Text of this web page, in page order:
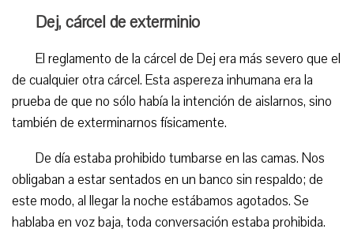
Dej, cárcel de exterminio
El reglamento de la cárcel de Dej era más severo que el
de cualquier otra cárcel. Esta aspereza inhumana era la
prueba de que no sólo había la intención de aislarnos, sino
también de exterminarnos físicamente.
De día estaba prohibido tumbarse en las camas. Nos
obligaban a estar sentados en un banco sin respaldo; de
este modo, al llegar la noche estábamos agotados. Se
hablaba en voz baja, toda conversación estaba prohibida.